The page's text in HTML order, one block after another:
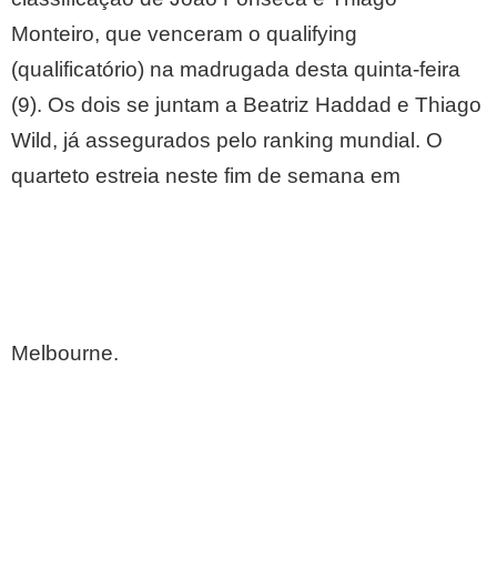
Monteiro, que venceram o qualifying
(qualificatório) na madrugada desta quinta-feira
(9). Os dois se juntam a Beatriz Haddad e Thiago
Wild, já assegurados pelo ranking mundial. O
quarteto estreia neste fim de semana em
Melbourne.